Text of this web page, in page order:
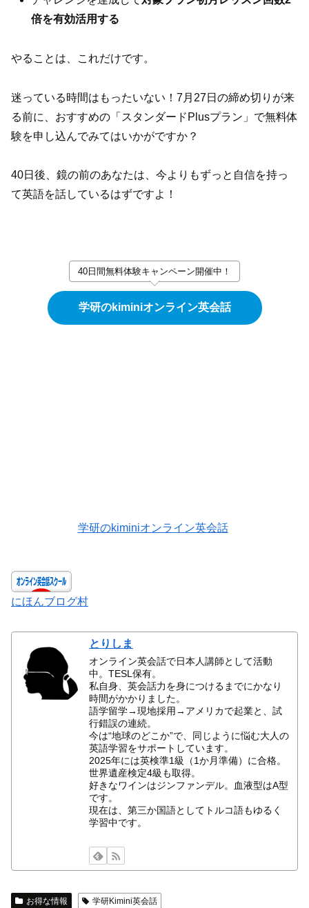
倍を有効活用する
やることは、これだけです。
迷っている時間はもったいない！7月27日の締め切りが来
る前に、おすすめの「スタンダードPlusプラン」で無料体
験を申し込んでみてはいかがですか？
40日後、鏡の前のあなたは、今よりもずっと自信を持っ
て英語を話しているはずですよ！
40日間無料体験キャンペーン開催中！
学研のkiminiオンライン英会話
学研のkiminiオンライン英会話
にほんブログ村
とりしま
オンライン英会話で日本人講師として活動
中。TESL保有。
私自身、英会話力を身につけるまでにかなり
時間がかかりました。
語学留学→現地採用→アメリカで起業と、試
行錯誤の連続。
今は“地球のどこか”で、同じように悩む大人の
英語学習をサポートしています。
2025年には英検準1級（1か月準備）に合格。
世界遺産検定4級も取得。
好きなワインはジンファンデル。血液型はA型
です。
現在は、第三か国語としてトルコ語もゆるく
学習中です。
お得な情報 学研Kimini英会話